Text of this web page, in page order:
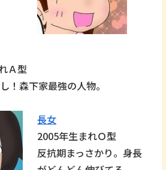
Ａ型
！森下家最強の人物。
長女
2005年生まれＯ型
反抗期まっさかり。身長